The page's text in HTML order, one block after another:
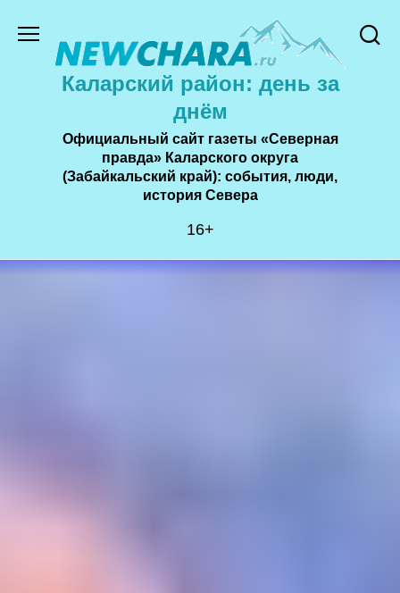
содержанию
Каларский район: день за
днём
Официальный сайт газеты «Северная
правда» Каларского округа
(Забайкальский край): события, люди,
история Cевера
16+